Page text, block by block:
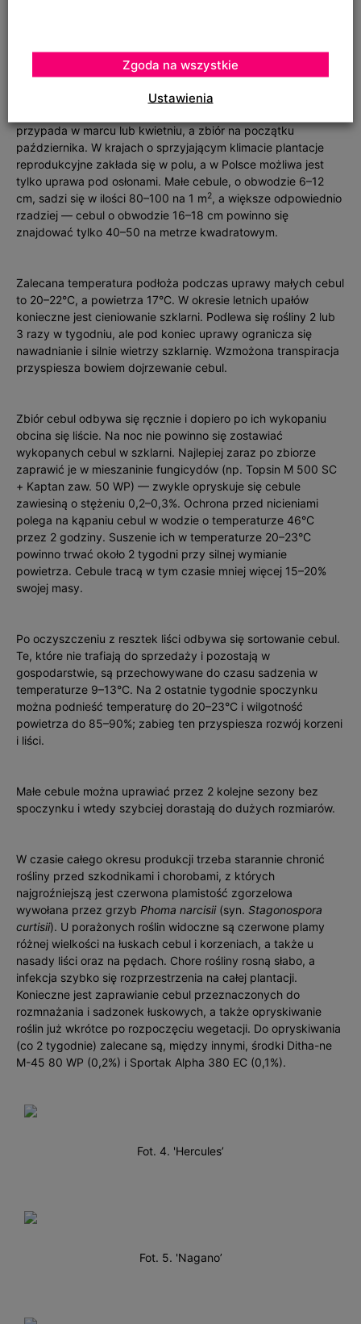
Najwydajniejszą metodą rozmnażania jest sporządzanie
sadzonek łuskowych. Cebule o wielkości handlowej, czyli o
obwodzie powyżej 20 cm, można otrzymać z sadzonek
przypada w marcu lub kwietniu, a zbiór na początku
października. W krajach o sprzyjającym klimacie plantacje
reprodukcyjne zakłada się w polu, a w Polsce możliwa jest
tylko uprawa pod osłonami. Małe cebule, o obwodzie 6–12
cm, sadzi się w ilości 80–100 na 1 m2, a większe odpowiednio
rzadziej — cebul o obwodzie 16–18 cm powinno się
znajdować tylko 40–50 na metrze kwadratowym.
Zalecana temperatura podłoża podczas uprawy małych cebul
to 20–22°C, a powietrza 17°C. W okresie letnich upałów
konieczne jest cieniowanie szklarni. Podlewa się rośliny 2 lub
3 razy w tygodniu, ale pod koniec uprawy ogranicza się
nawadnianie i silnie wietrzy szklarnię. Wzmożona transpiracja
przyspiesza bowiem dojrzewanie cebul.
Zbiór cebul odbywa się ręcznie i dopiero po ich wykopaniu
obcina się liście. Na noc nie powinno się zostawiać
wykopanych cebul w szklarni. Najlepiej zaraz po zbiorze
zaprawić je w mieszaninie fungicydów (np. Topsin M 500 SC
+ Kaptan zaw. 50 WP) — zwykle oprys­kuje się cebule
zawiesiną o stężeniu 0,2–0,3%. Ochrona przed nicieniami
polega na kąpaniu cebul w wodzie o temperaturze 46°C
przez 2 godziny. Suszenie ich w temperaturze 20–23°C
powinno trwać około 2 tygodni przy silnej wymianie
powietrza. Cebule tracą w tym czasie mniej więcej 15–20%
swojej masy.
Po oczyszczeniu z resztek liści odbywa się sortowanie cebul.
Te, które nie trafiają do sprzedaży i pozostają w
gospodarstwie, są przechowywane do czasu sadzenia w
temperaturze 9–13°C. Na 2 ostatnie tygodnie spoczynku
można podnieść temperaturę do 20–23°C i wilgotność
powietrza do 85–90%; zabieg ten przyspiesza rozwój korzeni
i liści.
Małe cebule można uprawiać przez 2 kolejne sezony bez
spoczynku i wtedy szybciej dorastają do dużych rozmiarów.
W czasie całego okresu produkcji trzeba starannie chronić
rośliny przed szkodnikami i chorobami, z których
najgroźniejszą jest czerwona plamistość zgorzelowa
wywołana przez grzyb Phoma narcisii(syn. Stagonospora
curtisii). U porażonych roślin widoczne są czerwone plamy
różnej wielkości na łuskach cebul i korzeniach, a także u
nasady liści oraz na pędach. Chore rośliny rosną słabo, a
infekcja szybko się rozprzestrzenia na całej plantacji.
Konieczne jest zaprawianie cebul przeznaczonych do
rozmnażania i sadzonek łuskowych, a także opryskiwanie
roślin już wkrótce po rozpoczęciu wegetacji. Do opryskiwania
(co 2 tygodnie) zalecane są, między innymi, środki Ditha­-ne
M-45 80 WP (0,2%) i Sportak Alpha 380 EC (0,1%).
Fot. 4. 'Hercules’
Fot. 5. 'Nagano’
Ustawienia
Zgoda na wszystkie